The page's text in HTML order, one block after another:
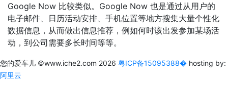
Google Now 比较类似。Google Now 也是通过从用户的
电子邮件、日历活动安排、手机位置等地方搜集大量个性化
数据信息，从而做出信息推荐，例如何时该出发参加某场活
动，到公司需要多长时间等等。
您的爱车儿 ©www.iche2.com 2026 粤ICP备15095388� hosting by:
阿里云